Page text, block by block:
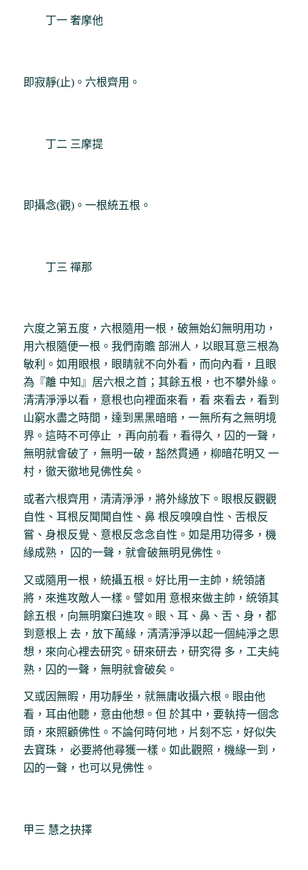
丁一 奢摩他
即寂靜(止)。六根齊用。
丁二 三摩提
即攝念(觀)。一根統五根。
丁三 禪那
六度之第五度，六根隨用一根，破無始幻無明用功，
用六根隨便一根。我們南贍 部洲人，以眼耳意三根為
敏利。如用眼根，眼睛就不向外看，而向內看，且眼
為『離 中知』居六根之首；其餘五根，也不攀外緣。
清清淨淨以看，意根也向裡面來看，看 來看去，看到
山窮水盡之時間，達到黑黑暗暗，一無所有之無明境
界。這時不可停止 ，再向前看，看得久，囚的一聲，
無明就會破了，無明一破，豁然貫通，柳暗花明又 一
村，徹天徹地見佛性矣。
或者六根齊用，清清淨淨，將外緣放下。眼根反觀觀
自性、耳根反聞聞自性、鼻 根反嗅嗅自性、舌根反
嘗、身根反覺、意根反念念自性。如是用功得多，機
緣成熟， 囚的一聲，就會破無明見佛性。
又或隨用一根，統攝五根。好比用一主帥，統領諸
將，來進攻敵人一樣。譬如用 意根來做主帥，統領其
餘五根，向無明窠臼進攻。眼、耳、鼻、舌、身，都
到意根上 去，放下萬緣，清清淨淨以起一個純淨之思
想，來向心裡去研究。研來研去，研究得 多，工夫純
熟，囚的一聲，無明就會破矣。
又或因無暇，用功靜坐，就無庸收攝六根。眼由他
看，耳由他聽，意由他想。但 於其中，要執持一個念
頭，來照顧佛性。不論何時何地，片刻不忘，好似失
去寶珠， 必要將他尋獲一樣。如此觀照，機緣一到，
囚的一聲，也可以見佛性。
甲三 慧之抉擇